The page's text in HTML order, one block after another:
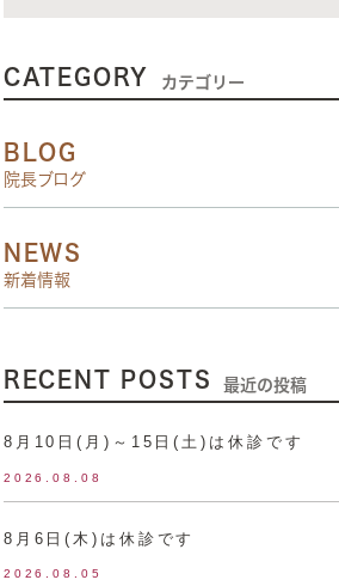
CATEGORY カテゴリー
BLOG
院長ブログ
NEWS
新着情報
RECENT POSTS 最近の投稿
8月10日(月)～15日(土)は休診です
2026.08.08
8月6日(木)は休診です
2026.08.05